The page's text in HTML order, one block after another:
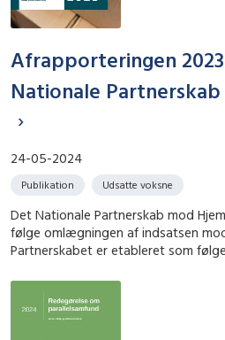
Afrapporteringen
Nationale
24-05-2024
Publikation Udsatte voksne
Det Nationale Partnerskab mod
følge omlægningen af indsatsen
Partnerskabet er etableret som